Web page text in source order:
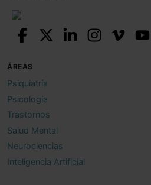
ÁREAS
Psiquiatría
Psicología
Trastornos
Salud Mental
Neurociencias
Inteligencia Artificial